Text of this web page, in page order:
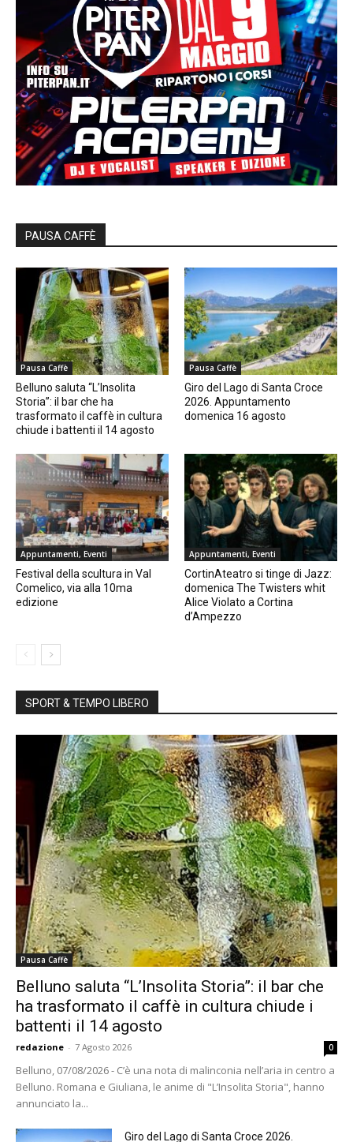
PAUSA CAFFÈ
Pausa Caffè
Belluno saluta “L’Insolita
Storia”: il bar che ha
trasformato il caffè in cultura
chiude i battenti il 14 agosto
Pausa Caffè
Giro del Lago di Santa Croce
2026. Appuntamento
domenica 16 agosto
Appuntamenti, Eventi
Festival della scultura in Val
Comelico, via alla 10ma
edizione
Appuntamenti, Eventi
CortinAteatro si tinge di Jazz:
domenica The Twisters whit
Alice Violato a Cortina
d’Ampezzo
SPORT & TEMPO LIBERO
Pausa Caffè
Belluno saluta “L’Insolita Storia”: il bar che
ha trasformato il caffè in cultura chiude i
battenti il 14 agosto
redazione - 7 Agosto 2026 0
Belluno, 07/08/2026 - C’è una nota di malinconia nell’aria in centro a
Belluno. Romana e Giuliana, le anime di "L’Insolita Storia", hanno
annunciato la...
Giro del Lago di Santa Croce 2026.